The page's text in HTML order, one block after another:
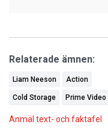
Relaterade ämnen:
Liam Neeson Action
Cold Storage Prime Video
Anmäl text- och faktafel